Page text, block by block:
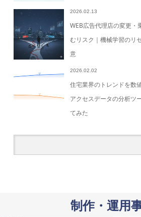
2026.02.13
WEB広告代理店の変更・
むリスク｜機械学習のリ
意
2026.02.02
住宅業界のトレンドを数
アクセスデータの分析ツ
てみた
制作・運用